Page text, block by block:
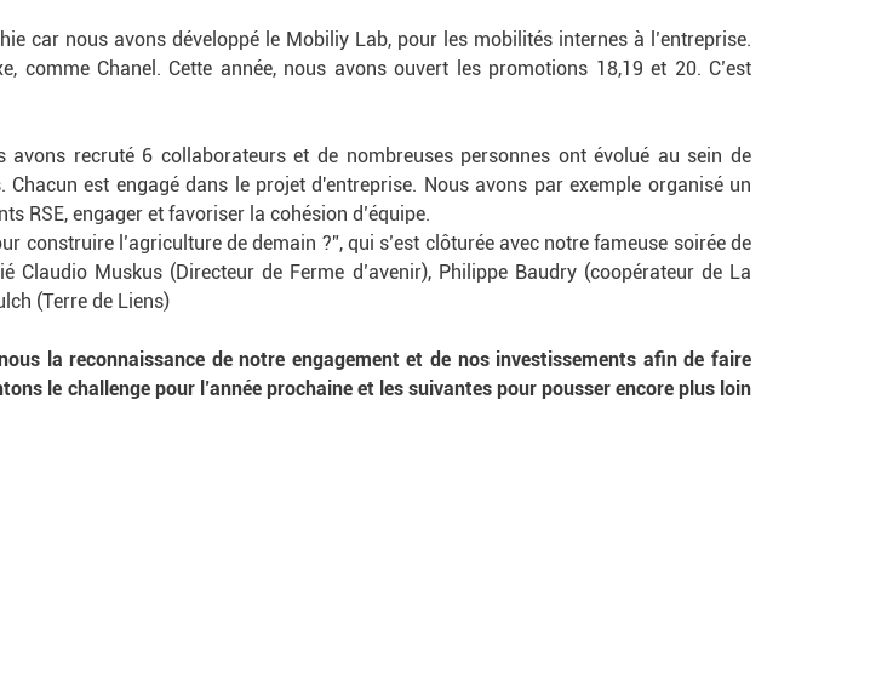
car nous avons développé le Mobiliy Lab, pour les mobilités internes à l’entreprise.
comme Chanel. Cette année, nous avons ouvert les promotions 18,19 et 20. C’est
avons recruté 6 collaborateurs et de nombreuses personnes ont évolué au sein de
est engagé dans le projet d'entreprise. Nous avons par exemple organisé un
RSE, engager et favoriser la cohésion d’équipe.
construire l’agriculture de demain ?”, qui s’est clôturée avec notre fameuse soirée de
Muskus (Directeur de Ferme d’avenir), Philippe Baudry (coopérateur de La
(Terre de Liens)
la reconnaissance de notre engagement et de nos investissements afin de faire
le challenge pour l’année prochaine et les suivantes pour pousser encore plus loin